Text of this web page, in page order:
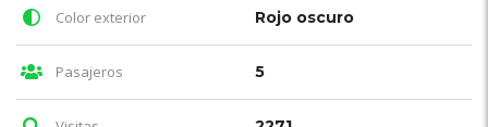
Color exterior Rojo oscuro
Pasajeros 5